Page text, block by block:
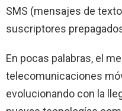
SMS (mensajes de
suscriptores
En pocas palabras, el
telecomunicaciones
evolucionando con la